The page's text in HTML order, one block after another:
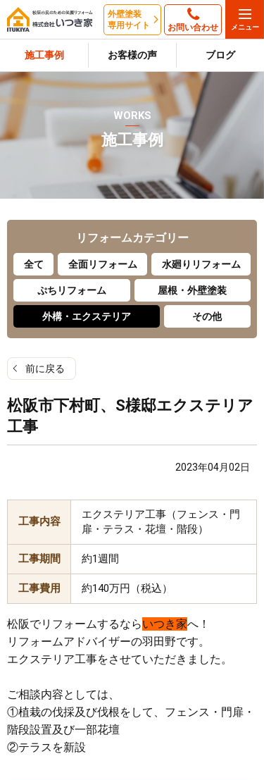
外壁塗装
専用サイト
お問い合わせ
施工事例 お客様の声 ブログ
WORKS
施工事例
リフォームカテゴリー
全て 全面リフォーム 水廻りリフォーム
ぷちリフォーム 屋根・外壁塗装
外構・エクステリア その他
前に戻る
松阪市下村町、S様邸エクステリア
工事
2023年04月02日
工事内容
エクステリア工事（フェンス・門
扉・テラス・花壇・階段）
工事期間 約1週間
工事費用 約140万円（税込）
松阪でリフォームするならいつき家へ！
リフォームアドバイザーの羽田野です。
エクステリア工事をさせていただきました。
ご相談内容としては、
①植栽の伐採及び伐根をして、フェンス・門扉・
階段設置及び一部花壇
②テラスを新設